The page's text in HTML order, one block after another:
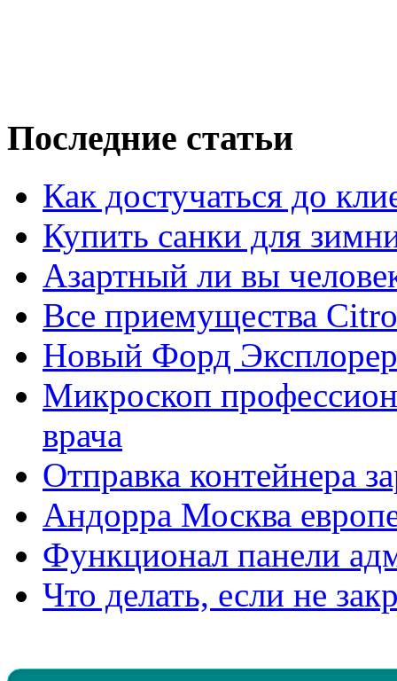
Последние статьи
Как достучаться до
Купить санки для
Азартный ли вы
Все приемущества
Новый Форд
Микроскоп
врача
Отправка контейнера
Андорра Москва
Функционал панели
Что делать, если не